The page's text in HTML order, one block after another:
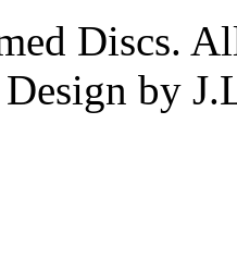
Discs.
by